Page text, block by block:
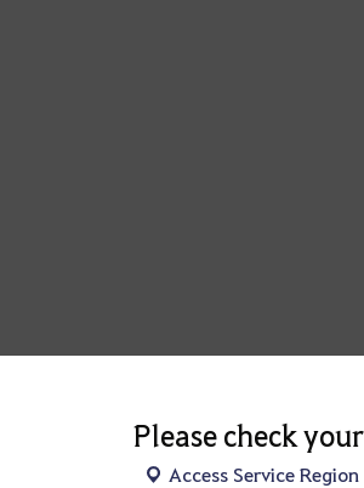
Please check
Access Service